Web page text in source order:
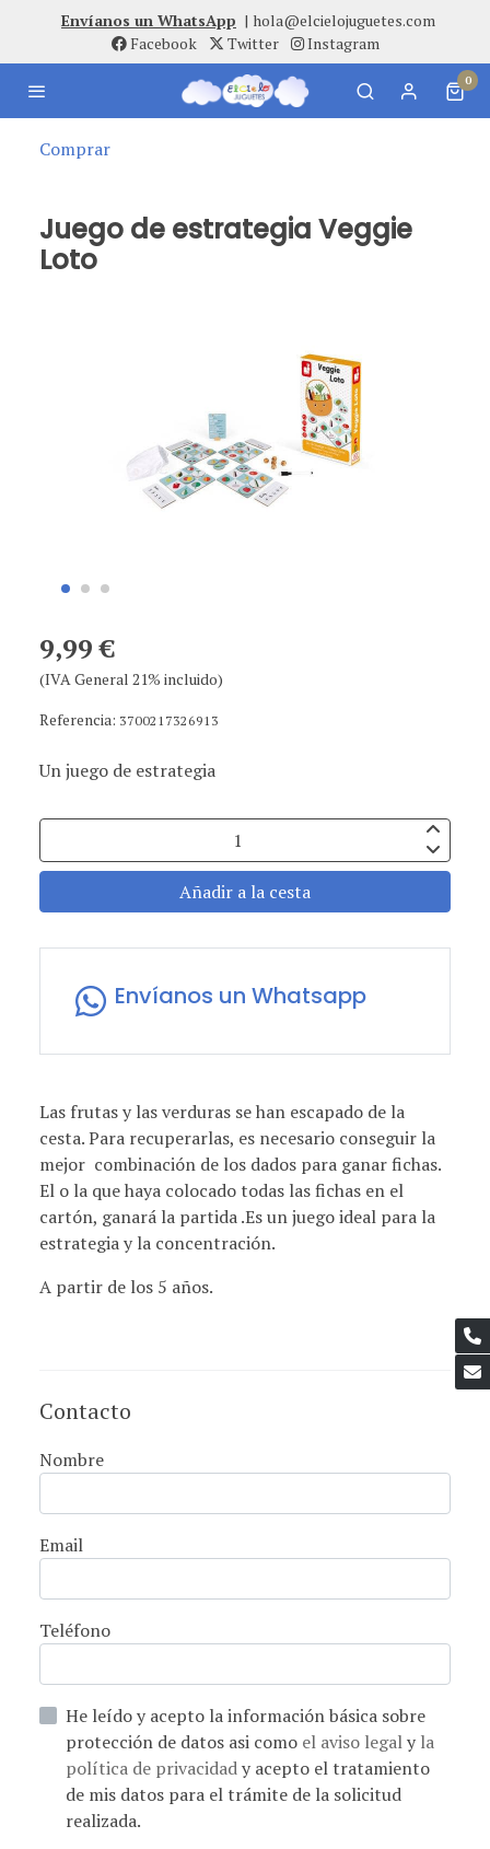
Envíanos un WhatsApp | hola@elcielojuguetes.com
Facebook
Twitter Instagram
0
Comprar
Juego de estrategia Veggie
Loto
9,99 €
(IVA General 21% incluido)
Referencia: 3700217326913
Un juego de estrategia
Añadir a la cesta
Envíanos un Whatsapp
Las frutas y las verduras se han escapado de la
cesta. Para recuperarlas, es necesario conseguir la
mejor combinación de los dados para ganar fichas.
El o la que haya colocado todas las fichas en el
cartón, ganará la partida .Es un juego ideal para la
estrategia y la concentración.
A partir de los 5 años.
Contacto
Nombre
Email
Teléfono
He leído y acepto la información básica sobre
protección de datos asi como el aviso legaly la
política de privacidady acepto el tratamiento
de mis datos para el trámite de la solicitud
realizada.